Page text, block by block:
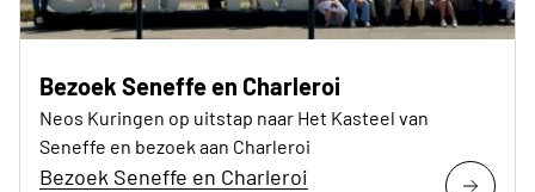
Bezoek Seneffe en Charleroi
Neos Kuringen op uitstap naar Het Kasteel van
Seneffe en bezoek aan Charleroi
Bezoek Seneffe en Charleroi